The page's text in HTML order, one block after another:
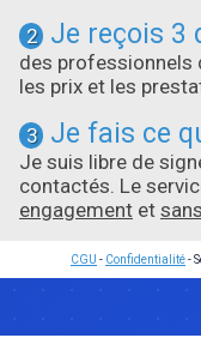
2 Je reçois 3
des professionnels
les prix et les
3 Je fais ce
Je suis libre de
contactés. Le
engagement et
CGU - Confidentialité-